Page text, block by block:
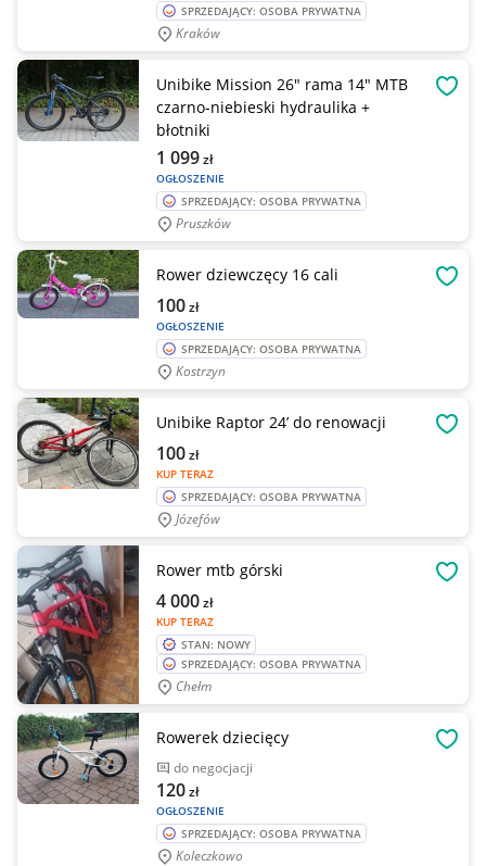
SPRZEDAJĄCY: OSOBA PRYWATNA
Kraków
Unibike Mission 26" rama 14" MTB
czarno-niebieski hydraulika +
błotniki
OGŁOSZENIE
1 099zł
SPRZEDAJĄCY: OSOBA PRYWATNA
Pruszków
Rower dziewczęcy 16 cali
OGŁOSZENIE
100zł
SPRZEDAJĄCY: OSOBA PRYWATNA
Kostrzyn
Unibike Raptor 24’ do renowacji
KUP TERAZ
100zł
SPRZEDAJĄCY: OSOBA PRYWATNA
Józefów
Rower mtb górski
KUP TERAZ
4 000zł
STAN: NOWY
SPRZEDAJĄCY: OSOBA PRYWATNA
Chełm
Rowerek dziecięcy
do negocjacji
OGŁOSZENIE
120zł
SPRZEDAJĄCY: OSOBA PRYWATNA
Koleczkowo